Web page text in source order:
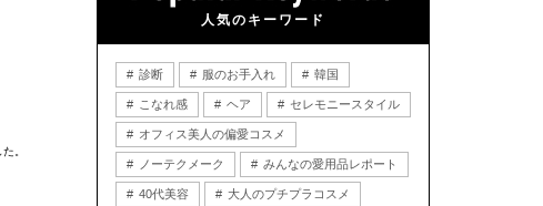
。
人気のキーワード
診断 服のお手入れ 韓国
こなれ感 ヘア セレモニースタイル
オフィス美人の偏愛コスメ
ノーテクメーク みんなの愛用品レポート
40代美容 大人のプチプラコスメ